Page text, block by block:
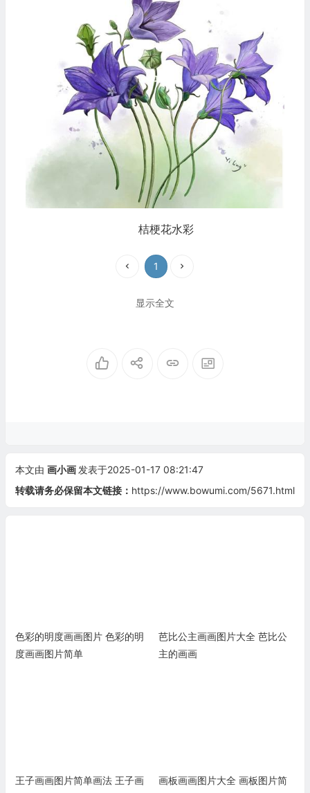
桔梗花水彩
1
显示全文
本文由 画小画 发表于2025-01-17 08:21:47
转载请务必保留本文链接： https://www.bowumi.com/5671.html
色彩的明度画画图片 色彩的明
度画画图片简单
芭比公主画画图片大全 芭比公
主的画画
王子画画图片简单画法 王子画
画板画画图片大全 画板图片简